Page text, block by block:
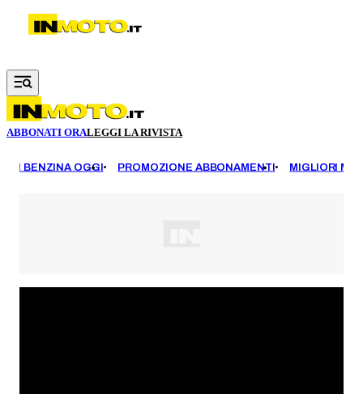
Vai al contenuto principale
ABBONATI ORALEGGI LA RIVISTA
BENZINA OGGI PROMOZIONE ABBONAMENTI MIGLIORI